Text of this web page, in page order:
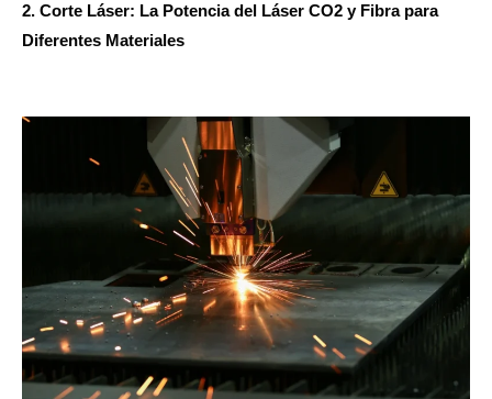
2. Corte Láser: La Potencia del Láser CO2 y Fibra para
Diferentes Materiales